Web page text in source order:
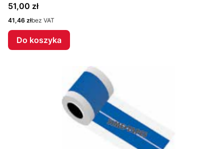
Cena
51,00 zł
Cena
41,46 złbez VAT
Do koszyka